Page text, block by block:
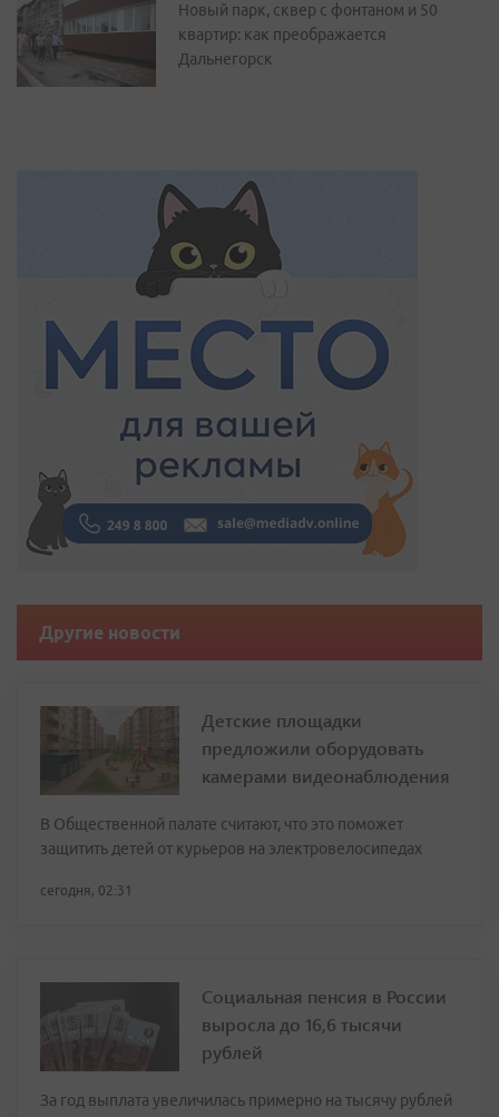
Новый парк, сквер с фонтаном и 50
квартир: как преображается
Дальнегорск
Другие новости
Детские площадки
предложили оборудовать
камерами видеонаблюдения
В Общественной палате считают, что это поможет
защитить детей от курьеров на электровелосипедах
сегодня, 02:31
Социальная пенсия в России
выросла до 16,6 тысячи
рублей
За год выплата увеличилась примерно на тысячу рублей